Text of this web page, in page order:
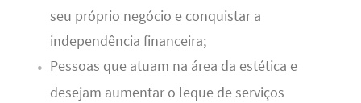
seu próprio negócio e conquistar a
independência financeira;
Pessoas que atuam na área da estética e
desejam aumentar o leque de serviços